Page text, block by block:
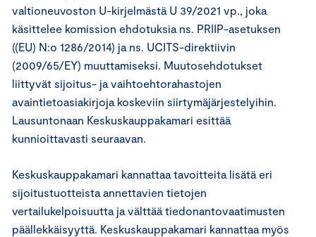
valtioneuvoston U-kirjelmästä U 39/2021 vp., joka
käsittelee komission ehdotuksia ns. PRIIP-asetuksen
((EU) N:o 1286/2014) ja ns. UCITS-direktiivin
(2009/65/EY) muuttamiseksi. Muutosehdotukset
liittyvät sijoitus- ja vaihtoehtorahastojen
avaintietoasiakirjoja koskeviin siirtymäjärjestelyihin.
Lausuntonaan Keskuskauppakamari esittää
kunnioittavasti seuraavan.
Keskuskauppakamari kannattaa tavoitteita lisätä eri
sijoitustuotteista annettavien tietojen
vertailukelpoisuutta ja välttää tiedonantovaatimusten
päällekkäisyyttä. Keskuskauppakamari kannattaa myös